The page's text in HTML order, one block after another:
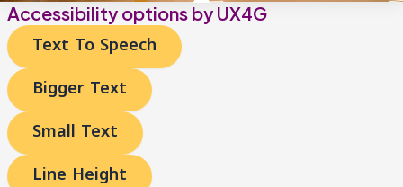
Accessibility options by UX4G
Text To Speech
Bigger Text
Small Text
Line Height